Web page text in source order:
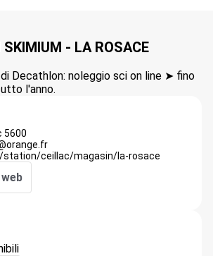
- LA ROSACE
Decathlon: noleggio sci on line ➤ fino
l'anno.
5600
station/ceillac/magasin/la-rosace